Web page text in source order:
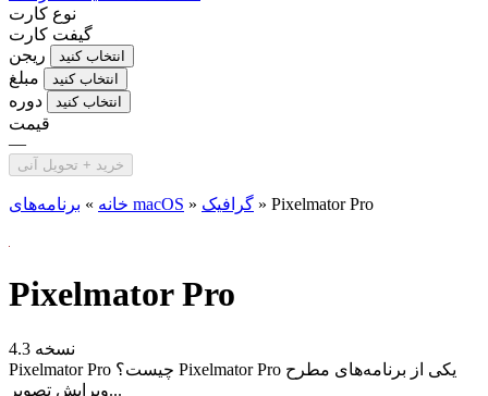
نوع کارت
گیفت کارت
ریجن
انتخاب کنید
مبلغ انتخاب کنید
دوره انتخاب کنید
قیمت
—
خرید + تحویل آنی
خانه » برنامه‌های macOS » گرافیک » Pixelmator Pro
Pixelmator Pro
نسخه 4.3
Pixelmator Pro چیست؟ Pixelmator Pro یکی از برنامه‌های مطرح
ویرایش تصویر...